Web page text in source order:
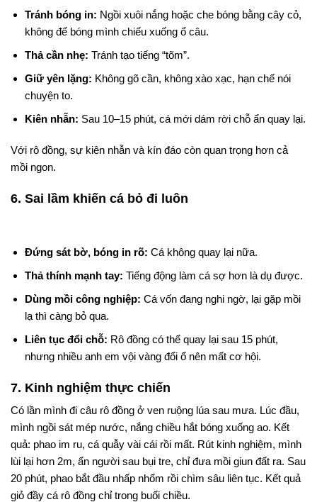
Tránh bóng in: Ngồi xuôi nắng hoặc che bóng bằng cây cỏ,
không để bóng mình chiếu xuống ổ câu.
Thả cần nhẹ: Tránh tạo tiếng “tõm”.
Giữ yên lặng: Không gõ cần, không xào xạc, hạn chế nói
chuyện to.
Kiên nhẫn: Sau 10–15 phút, cá mới dám rời chỗ ẩn quay lại.
Với rô đồng, sự kiên nhẫn và kín đáo còn quan trọng hơn cả
mồi ngon.
6. Sai lầm khiến cá bỏ đi luôn
Đứng sát bờ, bóng in rõ: Cá không quay lại nữa.
Thả thính mạnh tay: Tiếng động làm cá sợ hơn là dụ được.
Dùng mồi công nghiệp: Cá vốn đang nghi ngờ, lại gặp mồi
lạ thì càng bỏ qua.
Liên tục đổi chỗ: Rô đồng có thể quay lại sau 15 phút,
nhưng nhiều anh em vội vàng đổi ổ nên mất cơ hội.
7. Kinh nghiệm thực chiến
Có lần mình đi câu rô đồng ở ven ruộng lúa sau mưa. Lúc đầu,
mình ngồi sát mép nước, nắng chiều hắt bóng xuống ao. Kết
quả: phao im ru, cá quẫy vài cái rồi mất. Rút kinh nghiệm, mình
lùi lại hơn 2m, ẩn người sau bụi tre, chỉ đưa mồi giun đất ra. Sau
20 phút, phao bắt đầu nhấp nhổm rồi chìm sâu liên tục. Kết quả
giỏ đầy cá rô đồng chỉ trong buổi chiều.